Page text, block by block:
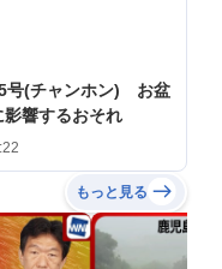
号(チャンホン) お盆
響するおそれ
もっと見る